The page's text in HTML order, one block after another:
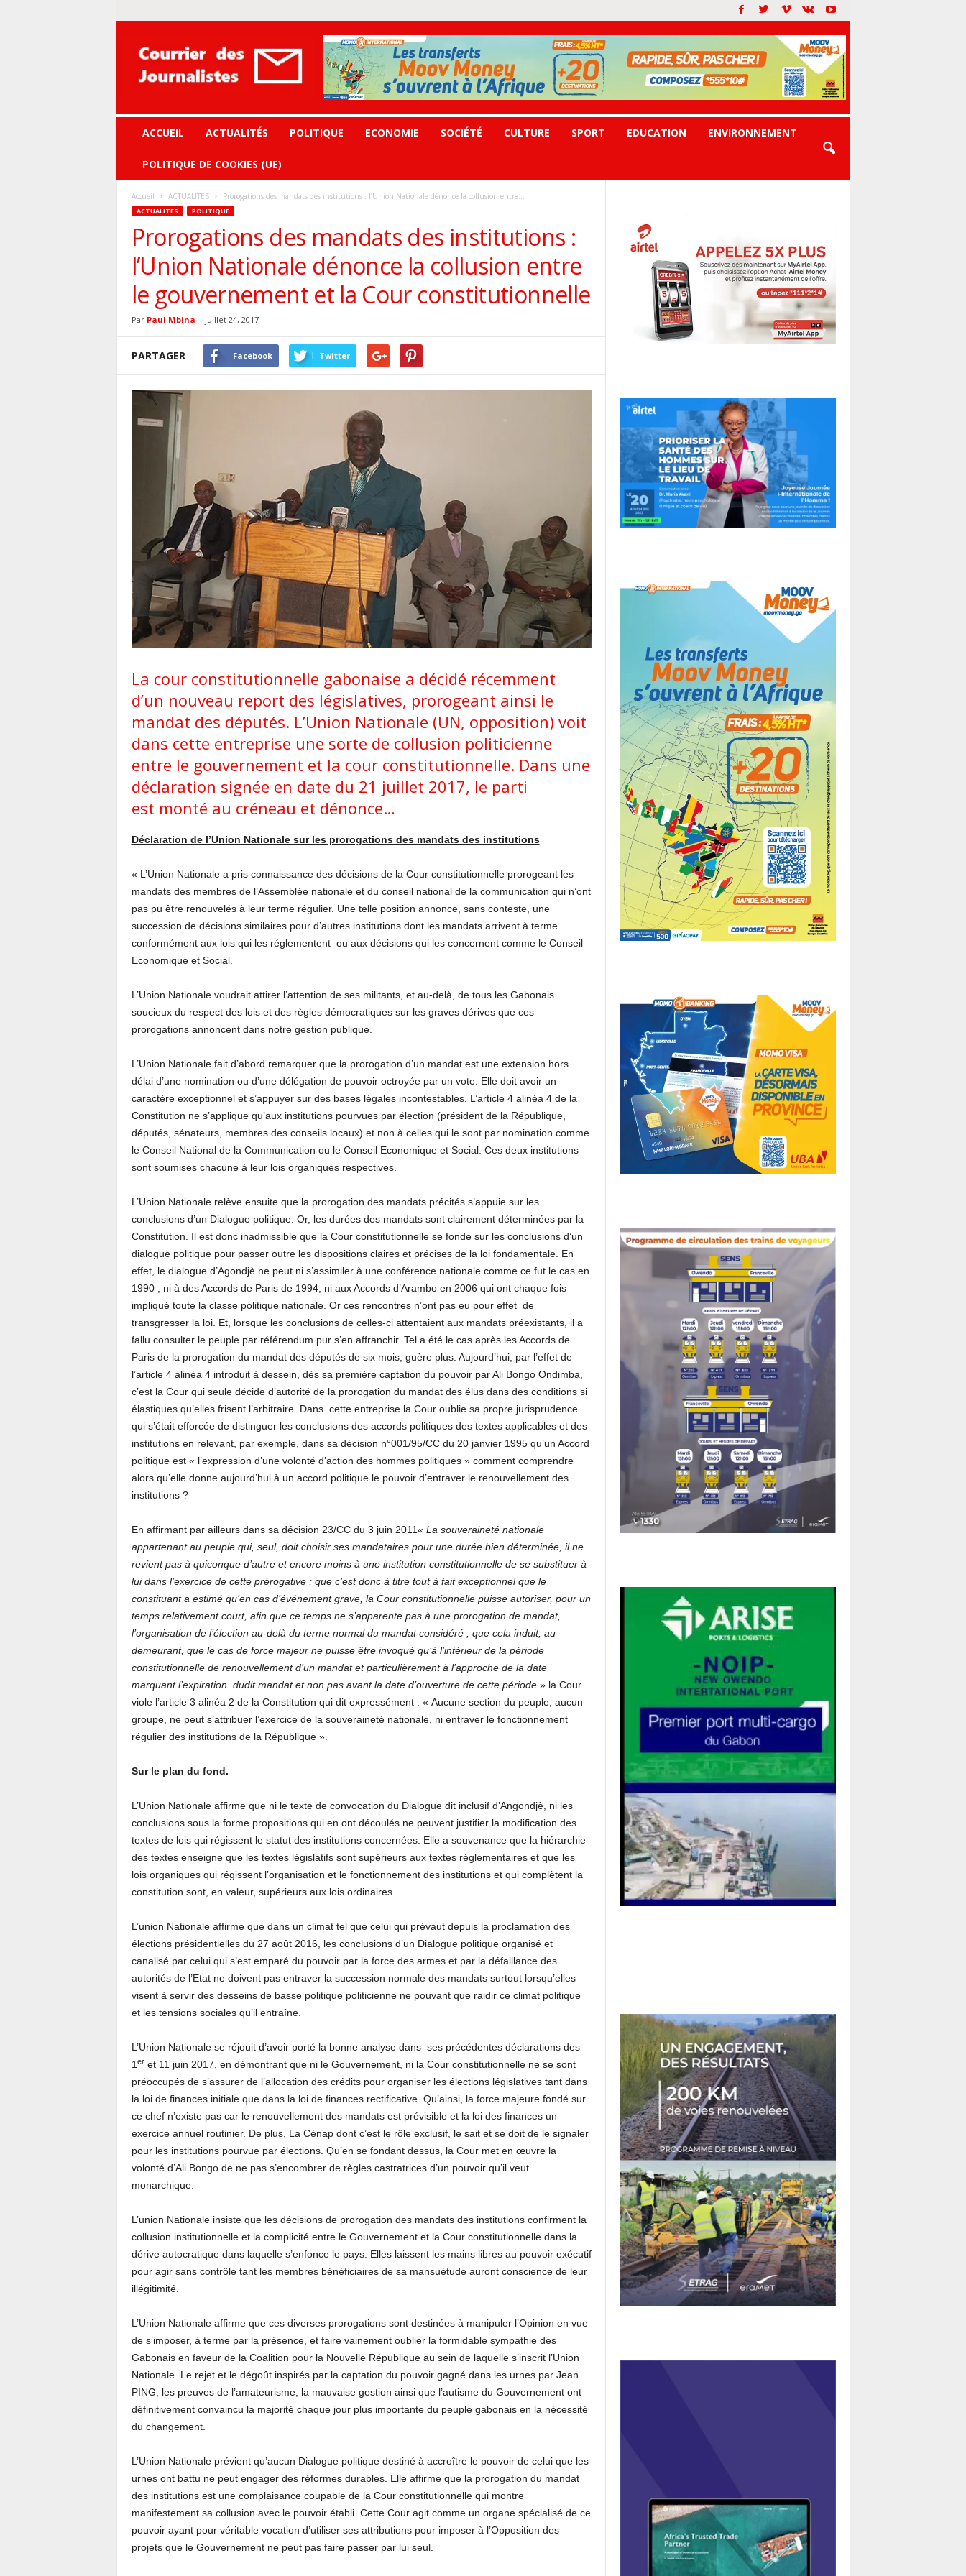
journalistes
ACCUEIL ACTUALITÉS POLITIQUE ECONOMIE SOCIÉTÉ CULTURE SPORT EDUCATION ENVIRONNEMENT
POLITIQUE DE COOKIES (UE)
Accueil ACTUALITES Prorogations des mandats des institutions : l’Union Nationale dénonce la collusion entre...
ACTUALITES POLITIQUE
Prorogations des mandats des institutions :
l’Union Nationale dénonce la collusion entre
le gouvernement et la Cour constitutionnelle
Par Paul Mbina - juillet 24, 2017
PARTAGER Facebook Twitter
La cour constitutionnelle gabonaise a décidé récemment
d’un nouveau report des législatives, prorogeant ainsi le
mandat des députés. L’Union Nationale (UN, opposition) voit
dans cette entreprise une sorte de collusion politicienne
entre le gouvernement et la cour constitutionnelle. Dans une
déclaration signée en date du 21 juillet 2017, le parti
est monté au créneau et dénonce…
Déclaration de l’Union Nationale sur les prorogations des mandats des institutions
« L’Union Nationale a pris connaissance des décisions de la Cour constitutionnelle prorogeant les
mandats des membres de l’Assemblée nationale et du conseil national de la communication qui n’ont
pas pu être renouvelés à leur terme régulier. Une telle position annonce, sans conteste, une
succession de décisions similaires pour d’autres institutions dont les mandats arrivent à terme
conformément aux lois qui les réglementent ou aux décisions qui les concernent comme le Conseil
Economique et Social.
L’Union Nationale voudrait attirer l’attention de ses militants, et au-delà, de tous les Gabonais
soucieux du respect des lois et des règles démocratiques sur les graves dérives que ces
prorogations annoncent dans notre gestion publique.
L’Union Nationale fait d’abord remarquer que la prorogation d’un mandat est une extension hors
délai d’une nomination ou d’une délégation de pouvoir octroyée par un vote. Elle doit avoir un
caractère exceptionnel et s’appuyer sur des bases légales incontestables. L’article 4 alinéa 4 de la
Constitution ne s’applique qu’aux institutions pourvues par élection (président de la République,
députés, sénateurs, membres des conseils locaux) et non à celles qui le sont par nomination comme
le Conseil National de la Communication ou le Conseil Economique et Social. Ces deux institutions
sont soumises chacune à leur lois organiques respectives.
L’Union Nationale relève ensuite que la prorogation des mandats précités s’appuie sur les
conclusions d’un Dialogue politique. Or, les durées des mandats sont clairement déterminées par la
Constitution. Il est donc inadmissible que la Cour constitutionnelle se fonde sur les conclusions d’un
dialogue politique pour passer outre les dispositions claires et précises de la loi fondamentale. En
effet, le dialogue d’Agondjè ne peut ni s’assimiler à une conférence nationale comme ce fut le cas en
1990 ; ni à des Accords de Paris de 1994, ni aux Accords d’Arambo en 2006 qui ont chaque fois
impliqué toute la classe politique nationale. Or ces rencontres n’ont pas eu pour effet de
transgresser la loi. Et, lorsque les conclusions de celles-ci attentaient aux mandats préexistants, il a
fallu consulter le peuple par référendum pur s’en affranchir. Tel a été le cas après les Accords de
Paris de la prorogation du mandat des députés de six mois, guère plus. Aujourd’hui, par l’effet de
l’article 4 alinéa 4 introduit à dessein, dès sa première captation du pouvoir par Ali Bongo Ondimba,
c’est la Cour qui seule décide d’autorité de la prorogation du mandat des élus dans des conditions si
élastiques qu’elles frisent l’arbitraire. Dans cette entreprise la Cour oublie sa propre jurisprudence
qui s’était efforcée de distinguer les conclusions des accords politiques des textes applicables et des
institutions en relevant, par exemple, dans sa décision n°001/95/CC du 20 janvier 1995 qu’un Accord
politique est « l’expression d’une volonté d’action des hommes politiques » comment comprendre
alors qu’elle donne aujourd’hui à un accord politique le pouvoir d’entraver le renouvellement des
institutions ?
En affirmant par ailleurs dans sa décision 23/CC du 3 juin 2011« La souveraineté nationale
appartenant au peuple qui, seul, doit choisir ses mandataires pour une durée bien déterminée, il ne
revient pas à quiconque d’autre et encore moins à une institution constitutionnelle de se substituer à
lui dans l’exercice de cette prérogative ; que c’est donc à titre tout à fait exceptionnel que le
constituant a estimé qu’en cas d’événement grave, la Cour constitutionnelle puisse autoriser, pour un
temps relativement court, afin que ce temps ne s’apparente pas à une prorogation de mandat,
l’organisation de l’élection au-delà du terme normal du mandat considéré ; que cela induit, au
demeurant, que le cas de force majeur ne puisse être invoqué qu’à l’intérieur de la période
constitutionnelle de renouvellement d’un mandat et particulièrement à l’approche de la date
marquant l’expiration dudit mandat et non pas avant la date d’ouverture de cette période » la Cour
viole l’article 3 alinéa 2 de la Constitution qui dit expressément : « Aucune section du peuple, aucun
groupe, ne peut s’attribuer l’exercice de la souveraineté nationale, ni entraver le fonctionnement
régulier des institutions de la République ».
Sur le plan du fond.
L’Union Nationale affirme que ni le texte de convocation du Dialogue dit inclusif d’Angondjè, ni les
conclusions sous la forme propositions qui en ont découlés ne peuvent justifier la modification des
textes de lois qui régissent le statut des institutions concernées. Elle a souvenance que la hiérarchie
des textes enseigne que les textes législatifs sont supérieurs aux textes réglementaires et que les
lois organiques qui régissent l’organisation et le fonctionnement des institutions et qui complètent la
constitution sont, en valeur, supérieurs aux lois ordinaires.
L’union Nationale affirme que dans un climat tel que celui qui prévaut depuis la proclamation des
élections présidentielles du 27 août 2016, les conclusions d’un Dialogue politique organisé et
canalisé par celui qui s’est emparé du pouvoir par la force des armes et par la défaillance des
autorités de l’Etat ne doivent pas entraver la succession normale des mandats surtout lorsqu’elles
visent à servir des desseins de basse politique politicienne ne pouvant que raidir ce climat politique
et les tensions sociales qu’il entraîne.
L’Union Nationale se réjouit d’avoir porté la bonne analyse dans ses précédentes déclarations des
1 eret 11 juin 2017, en démontrant que ni le Gouvernement, ni la Cour constitutionnelle ne se sont
préoccupés de s’assurer de l’allocation des crédits pour organiser les élections législatives tant dans
la loi de finances initiale que dans la loi de finances rectificative. Qu’ainsi, la force majeure fondé sur
ce chef n’existe pas car le renouvellement des mandats est prévisible et la loi des finances un
exercice annuel routinier. De plus, La Cénap dont c’est le rôle exclusif, le sait et se doit de le signaler
pour les institutions pourvue par élections. Qu’en se fondant dessus, la Cour met en œuvre la
volonté d’Ali Bongo de ne pas s’encombrer de règles castratrices d’un pouvoir qu’il veut
monarchique.
L’union Nationale insiste que les décisions de prorogation des mandats des institutions confirment la
collusion institutionnelle et la complicité entre le Gouvernement et la Cour constitutionnelle dans la
dérive autocratique dans laquelle s’enfonce le pays. Elles laissent les mains libres au pouvoir exécutif
pour agir sans contrôle tant les membres bénéficiaires de sa mansuétude auront conscience de leur
illégitimité.
L’Union Nationale affirme que ces diverses prorogations sont destinées à manipuler l’Opinion en vue
de s’imposer, à terme par la présence, et faire vainement oublier la formidable sympathie des
Gabonais en faveur de la Coalition pour la Nouvelle République au sein de laquelle s’inscrit l’Union
Nationale. Le rejet et le dégoût inspirés par la captation du pouvoir gagné dans les urnes par Jean
PING, les preuves de l’amateurisme, la mauvaise gestion ainsi que l’autisme du Gouvernement ont
définitivement convaincu la majorité chaque jour plus importante du peuple gabonais en la nécessité
du changement.
L’Union Nationale prévient qu’aucun Dialogue politique destiné à accroître le pouvoir de celui que les
urnes ont battu ne peut engager des réformes durables. Elle affirme que la prorogation du mandat
des institutions est une complaisance coupable de la Cour constitutionnelle qui montre
manifestement sa collusion avec le pouvoir établi. Cette Cour agit comme un organe spécialisé de ce
pouvoir ayant pour véritable vocation d’utiliser ses attributions pour imposer à l’Opposition des
projets que le Gouvernement ne peut pas faire passer par lui seul.